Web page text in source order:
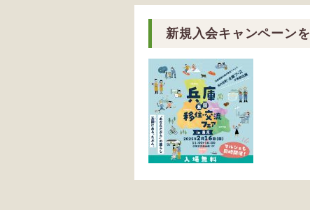
新規入会キャンペーン